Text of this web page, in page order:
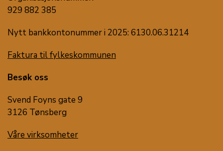
929 882 385
Nytt bankkontonummer i 2025: 6130.06.31214
Faktura til fylkeskommunen
Besøk oss
Svend Foyns gate 9
3126 Tønsberg
Våre virksomheter